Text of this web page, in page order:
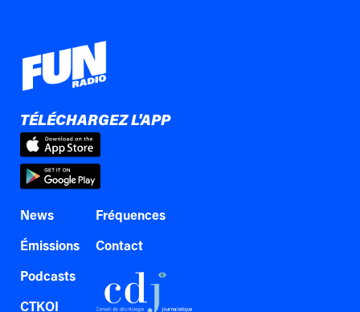
TÉLÉCHARGEZ L'APP
News
Émissions
Podcasts
CTKOI
Fréquences
Contact